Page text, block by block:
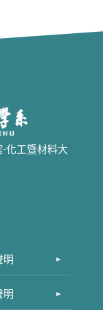
化工暨材料大
明
明